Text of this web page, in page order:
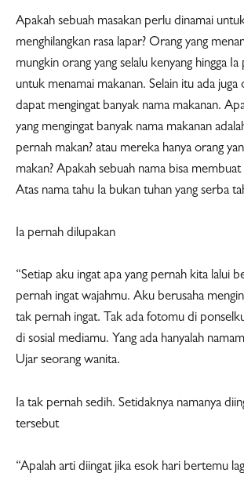
Apakah sebuah masakan perlu dinamai
menghilangkan rasa lapar? Orang yang
mungkin orang yang selalu kenyang hingga
untuk menamai makanan. Selain itu ada juga
dapat mengingat banyak nama makanan.
yang mengingat banyak nama makanan
pernah makan? atau mereka hanya orang
makan? Apakah sebuah nama bisa
Atas nama tahu Ia bukan tuhan yang serba
Ia pernah dilupakan
“Setiap aku ingat apa yang pernah kita lalui
pernah ingat wajahmu. Aku berusaha
tak pernah ingat. Tak ada fotomu di
di sosial mediamu. Yang ada hanyalah
Ujar seorang wanita.
Ia tak pernah sedih. Setidaknya namanya
tersebut
“Apalah arti diingat jika esok hari bertemu